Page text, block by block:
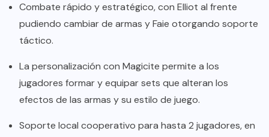
Combate rápido y estratégico, con Elliot al frente
pudiendo cambiar de armas y Faie otorgando soporte
táctico.
La personalización con Magicite permite a los
jugadores formar y equipar sets que alteran los
efectos de las armas y su estilo de juego.
Soporte local cooperativo para hasta 2 jugadores, en